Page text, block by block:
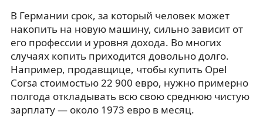
В Германии срок, за который человек может
накопить на новую машину, сильно зависит от
его профессии и уровня дохода. Во многих
случаях копить приходится довольно долго.
Например, продавщице, чтобы купить Opel
Corsa стоимостью 22 900 евро, нужно примерно
полгода откладывать всю свою среднюю чистую
зарплату — около 1973 евро в месяц.